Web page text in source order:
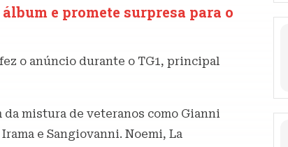
e promete surpresa para o
o anúncio durante o TG1, principal
da mistura de veteranos como Gianni
e Sangiovanni. Noemi, La